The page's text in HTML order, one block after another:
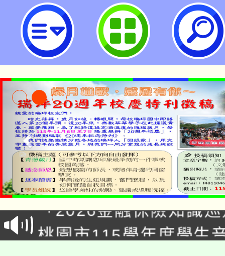
國立清華大學辦理「師資培育大學
畫-教育的跨域創造力：豐碩大學
特教及師資生協作之專業資本(師
園市立瑞坪國民中學
公告本校115學年度第
代理(課)教師甄選結果(
「2026金融保險知識
車」活動
桃園市115學年度學生